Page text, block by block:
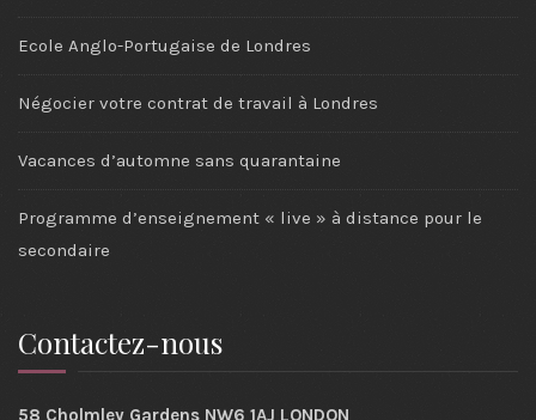
Ecole Anglo-Portugaise de Londres
Négocier votre contrat de travail à Londres
Vacances d’automne sans quarantaine
Programme d’enseignement « live » à distance pour le
secondaire
Contactez-nous
58 Cholmley Gardens NW6 1AJ LONDON